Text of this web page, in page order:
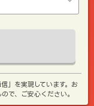
」を実現しています。お
で、ご安心ください。